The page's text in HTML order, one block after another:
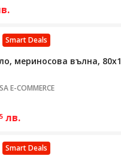
Smart Deals
мериносова вълна,
E-COMMERCE
лв.
Smart Deals